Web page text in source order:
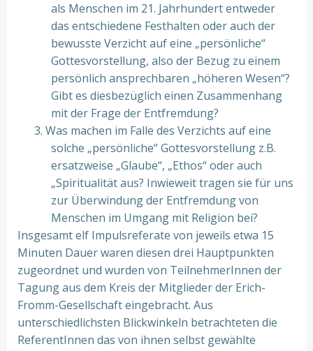
als Menschen im 21. Jahrhundert entweder
das entschiedene Festhalten oder auch der
bewusste Verzicht auf eine „persönliche“
Gottesvorstellung, also der Bezug zu einem
persönlich ansprechbaren „höheren Wesen“?
Gibt es diesbezüglich einen Zusammenhang
mit der Frage der Entfremdung?
3. Was machen im Falle des Verzichts auf eine
solche „persönliche“ Gottesvorstellung z.B.
ersatzweise „Glaube“, „Ethos“ oder auch
„Spiritualität aus? Inwieweit tragen sie für uns
zur Überwindung der Entfremdung von
Menschen im Umgang mit Religion bei?
Insgesamt elf Impulsreferate von jeweils etwa 15
Minuten Dauer waren diesen drei Hauptpunkten
zugeordnet und wurden von TeilnehmerInnen der
Tagung aus dem Kreis der Mitglieder der Erich-
Fromm-Gesellschaft eingebracht. Aus
unterschiedlichsten Blickwinkeln betrachteten die
ReferentInnen das von ihnen selbst gewählte